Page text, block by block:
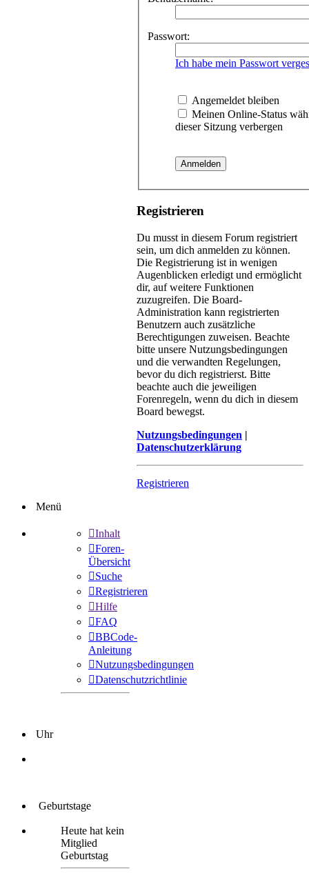
Passwort:
Ich habe mein Passwort
Angemeldet bleiben
Meinen Online-Status
dieser Sitzung verbergen
Registrieren
Du musst in diesem Forum registriert
sein, um dich anmelden zu können.
Die Registrierung ist in wenigen
Augenblicken erledigt und ermöglicht
dir, auf weitere Funktionen
zuzugreifen. Die Board-
Administration kann registrierten
Benutzern auch zusätzliche
Berechtigungen zuweisen. Beachte
bitte unsere Nutzungsbedingungen
und die verwandten Regelungen,
bevor du dich registrierst. Bitte
beachte auch die jeweiligen
Forenregeln, wenn du dich in diesem
Board bewegst.
Nutzungsbedingungen |
Datenschutzerklärung
Registrieren
Menü
Inhalt
Foren-
Übersicht
Suche
Registrieren
Hilfe
FAQ
BBCode-
Anleitung
Nutzungsbedingungen
Datenschutzrichtlinie
Uhr
Geburtstage
Heute hat kein
Mitglied
Geburtstag